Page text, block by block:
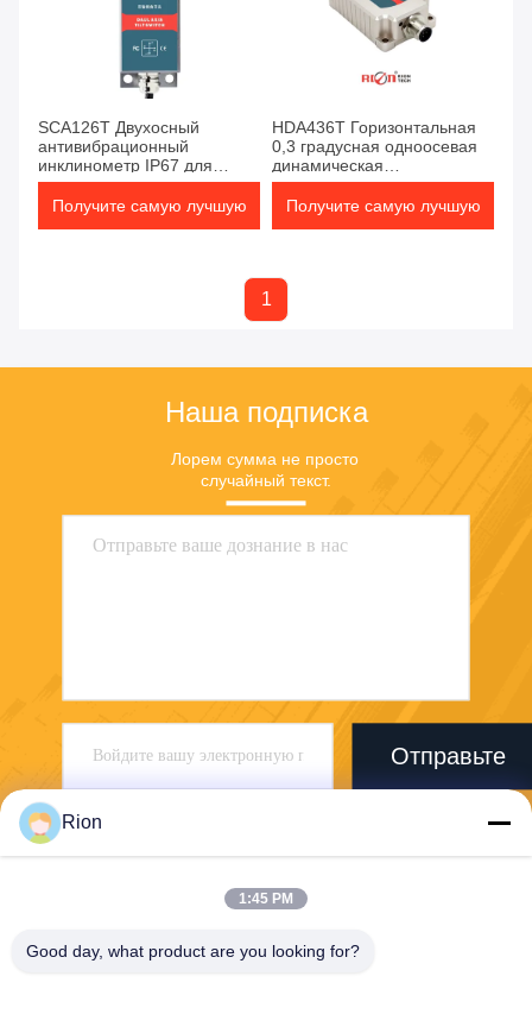
SCA126T Двухосный
антивибрационный
инклинометр IP67 для
измерения наклона
Получите самую лучшую
HDA436T Горизонтальная
0,3 градусная одноосевая
динамическая
наклонометровая CAN-
автобус
Получите самую лучшую
1
Наша подписка
Лорем сумма не просто
случайный текст.
Отправьте
Shenzhen Rion Technology Co., Ltd.
Rion
1:45 PM
Good day, what product are you looking for?